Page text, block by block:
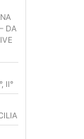
DA
II°